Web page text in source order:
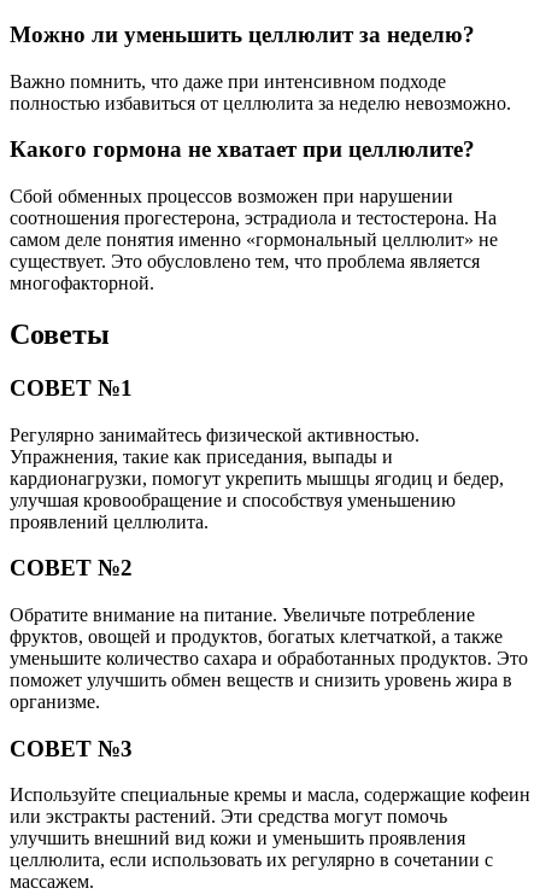
Можно ли уменьшить целлюлит за неделю?
Важно помнить, что даже при интенсивном подходе
полностью избавиться от целлюлита за неделю невозможно.
Какого гормона не хватает при целлюлите?
Сбой обменных процессов возможен при нарушении
соотношения прогестерона, эстрадиола и тестостерона. На
самом деле понятия именно «гормональный целлюлит» не
существует. Это обусловлено тем, что проблема является
многофакторной.
Советы
СОВЕТ №1
Регулярно занимайтесь физической активностью.
Упражнения, такие как приседания, выпады и
кардионагрузки, помогут укрепить мышцы ягодиц и бедер,
улучшая кровообращение и способствуя уменьшению
проявлений целлюлита.
СОВЕТ №2
Обратите внимание на питание. Увеличьте потребление
фруктов, овощей и продуктов, богатых клетчаткой, а также
уменьшите количество сахара и обработанных продуктов. Это
поможет улучшить обмен веществ и снизить уровень жира в
организме.
СОВЕТ №3
Используйте специальные кремы и масла, содержащие кофеин
или экстракты растений. Эти средства могут помочь
улучшить внешний вид кожи и уменьшить проявления
целлюлита, если использовать их регулярно в сочетании с
массажем.